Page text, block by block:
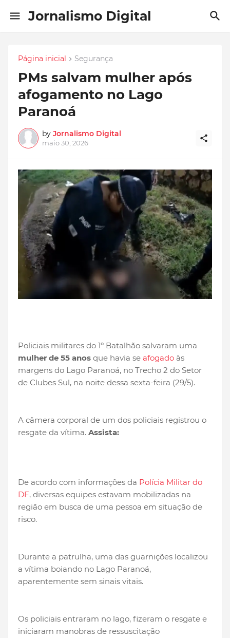
Jornalismo Digital
Página inicial Segurança
PMs salvam mulher após
afogamento no Lago
Paranoá
by Jornalismo Digital
maio 30, 2026
Policiais militares do 1º Batalhão salvaram uma
mulher de 55 anos que havia se afogado às
margens do Lago Paranoá, no Trecho 2 do Setor
de Clubes Sul, na noite dessa sexta-feira (29/5).
A câmera corporal de um dos policiais registrou o
resgate da vítima. Assista:
De acordo com informações da Polícia Militar do
DF, diversas equipes estavam mobilizadas na
região em busca de uma pessoa em situação de
risco.
Durante a patrulha, uma das guarnições localizou
a vítima boiando no Lago Paranoá,
aparentemente sem sinais vitais.
Os policiais entraram no lago, fizeram o resgate e
iniciaram manobras de ressuscitação